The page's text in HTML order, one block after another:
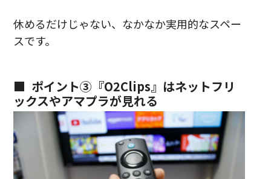
休めるだけじゃない、なかなか実用的なスペー
スです。
ポイント③『O2Clips』はネットフリ
ックスやアマプラが見れる